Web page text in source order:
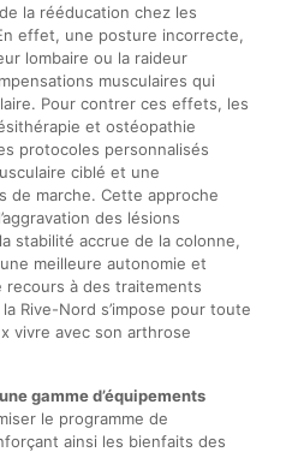
la rééducation chez les
effet, une posture incorrecte,
lombaire ou la raideur
musculaires qui
Pour contrer ces effets, les
et ostéopathie
protocoles personnalisés
ciblé et une
de marche. Cette approche
des lésions
stabilité accrue de la colonne,
meilleure autonomie et
à des traitements
Rive-Nord s’impose pour toute
vivre avec son arthrose
gamme d’équipements
le programme de
ainsi les bienfaits des